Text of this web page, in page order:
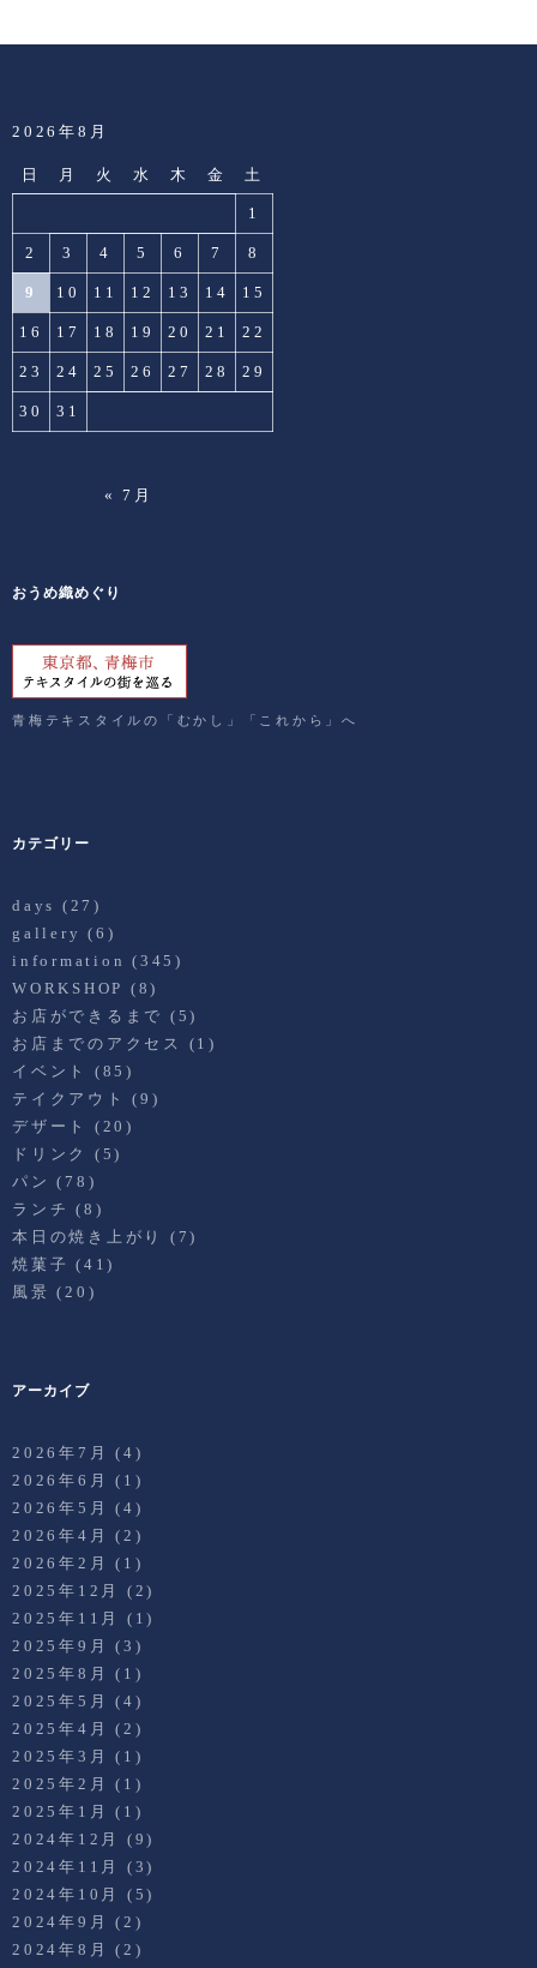
2026年8月
日 月 火 水 木 金 土
1
2 3 4 5 6 7 8
9 10 11 12 13 14 15
16 17 18 19 20 21 22
23 24 25 26 27 28 29
30 31
« 7月
おうめ織めぐり
青梅テキスタイルの「むかし」「これから」へ
カテゴリー
days (27)
gallery (6)
information (345)
WORKSHOP (8)
お店ができるまで (5)
お店までのアクセス
(1)
イベント
(85)
テイクアウト
(9)
デザート
(20)
ドリンク
(5)
パン (78)
ランチ (8)
本日の焼き上がり
(7)
焼菓子 (41)
風景 (20)
アーカイブ
2026年7月
(4)
2026年6月
(1)
2026年5月
(4)
2026年4月
(2)
2026年2月
(1)
2025年12月
(2)
2025年11月
(1)
2025年9月
(3)
2025年8月
(1)
2025年5月
(4)
2025年4月
(2)
2025年3月
(1)
2025年2月
(1)
2025年1月
(1)
2024年12月
(9)
2024年11月
(3)
2024年10月
(5)
2024年9月
(2)
2024年8月
(2)